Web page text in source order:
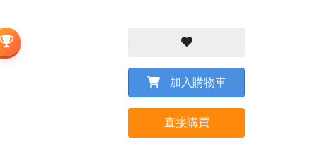
加入購物車
直接購買